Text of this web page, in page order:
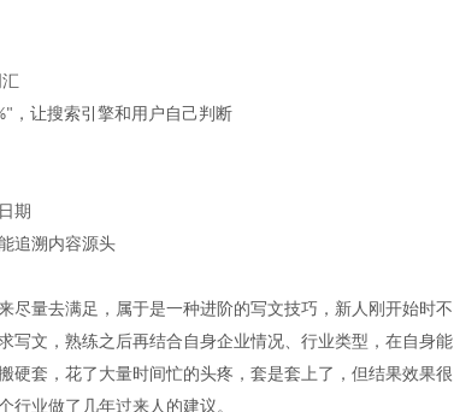
，让搜索引擎和用户自己判断
期
追溯内容源头
尽量去满足，属于是一种进阶的写文技巧，新人刚开始时不
写文，熟练之后再结合自身企业情况、行业类型，在自身能
硬套，花了大量时间忙的头疼，套是套上了，但结果效果很
行业做了几年过来人的建议。